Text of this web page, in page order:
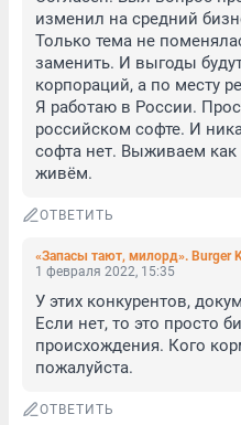
изменил на средний
Только тема не
заменить. И выгоды
корпораций, а по месту
Я работаю в России.
российском софте. И
софта нет. Выживаем
живём.
ОТВЕТИТЬ
1 февраля 2022, 15:35
У этих конкурентов,
Если нет, то это просто
происхождения. Кого
пожалуйста.
ОТВЕТИТЬ